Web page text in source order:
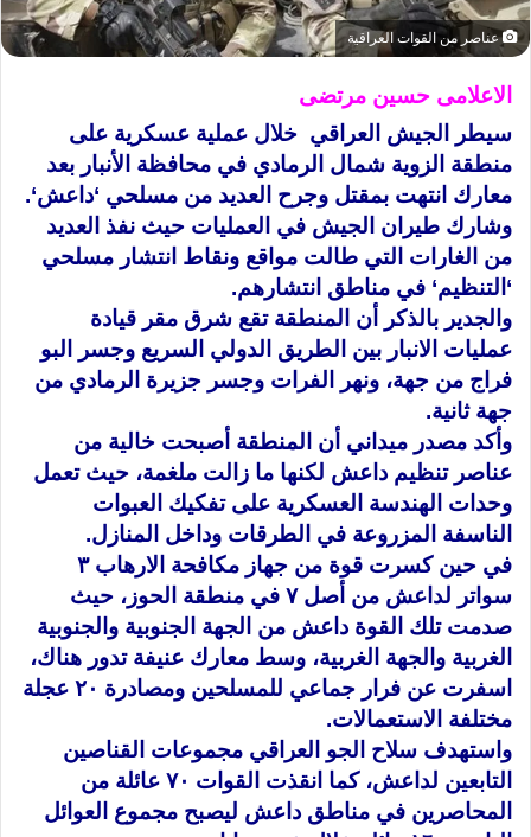
عناصر من القوات العراقية
الاعلامى حسين مرتضى
سيطر الجيش العراقي خلال عملية عسكرية على
منطقة الزوية شمال الرمادي في محافظة الأنبار بعد
معارك انتهت بمقتل وجرح العديد من مسلحي ‘داعش‘.
وشارك طيران الجيش في العمليات حيث نفذ العديد
من الغارات التي طالت مواقع ونقاط انتشار مسلحي
‘التنظيم‘ في مناطق انتشارهم.
والجدير بالذكر أن المنطقة تقع شرق مقر قيادة
عمليات الانبار بين الطريق الدولي السريع وجسر البو
فراج من جهة، ونهر الفرات وجسر جزيرة الرمادي من
جهة ثانية.
وأكد مصدر ميداني أن المنطقة أصبحت خالية من
عناصر تنظيم داعش لكنها ما زالت ملغمة، حيث تعمل
وحدات الهندسة العسكرية على تفكيك العبوات
الناسفة المزروعة في الطرقات وداخل المنازل.
في حين كسرت قوة من جهاز مكافحة الارهاب ٣
سواتر لداعش من أصل ٧ في منطقة الحوز، حيث
صدمت تلك القوة داعش من الجهة الجنوبية والجنوبية
الغربية والجهة الغربية، وسط معارك عنيفة تدور هناك،
اسفرت عن فرار جماعي للمسلحين ومصادرة ٢٠ عجلة
مختلفة الاستعمالات.
واستهدف سلاح الجو العراقي مجموعات القناصين
التابعين لداعش، كما انقذت القوات ٧٠ عائلة من
المحاصرين في مناطق داعش ليصبح مجموع العوائل